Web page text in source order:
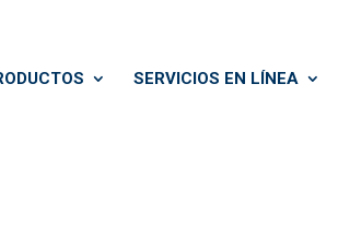
SERVICIOS EN LÍNEA